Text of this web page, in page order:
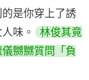
是你穿上了誘
味。
林俊其竟
嬲嬲質問「負